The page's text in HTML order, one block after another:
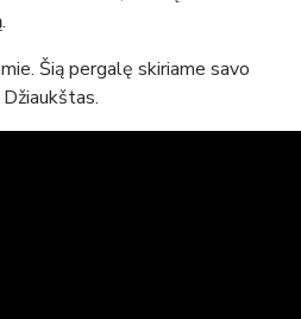
Šią pergalę skiriame savo